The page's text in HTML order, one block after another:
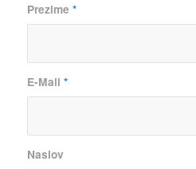
Prezime *
E-Mail *
Naslov